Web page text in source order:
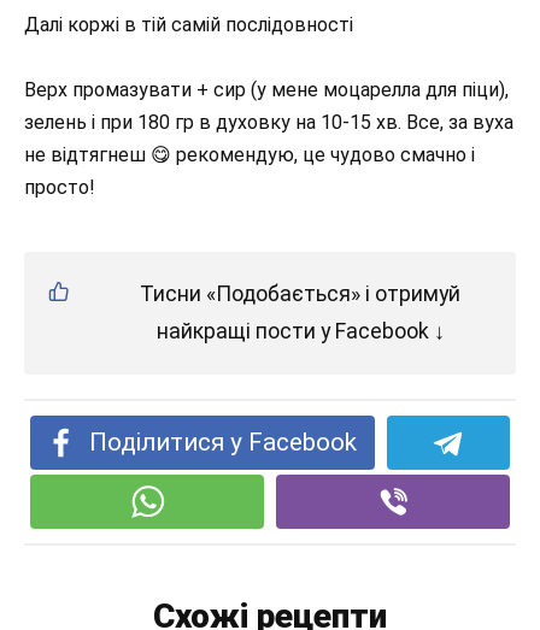
Далі коржі в тій самій послідовності
Верх промазувати + сир (у мене моцарелла для піци),
зелень і при 180 гр в духовку на 10-15 хв. Все, за вуха
не відтягнеш 😋 рекомендую, це чудово смачно і
просто!
Тисни «Подобається» і отримуй
найкращі пости у Facebook ↓
Поділитися у Facebook
Схожі рецепти